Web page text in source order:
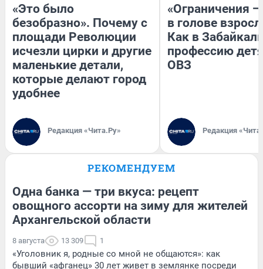
«Это было
безобразно». Почему с
площади Революции
исчезли цирки и другие
маленькие детали,
которые делают город
удобнее
Редакция «Чита.Ру»
«Ограничения
в голове
Как в
профессию
ОВЗ
Редакция
РЕКОМЕНДУЕМ
Одна банка — три вкуса: рецепт
овощного ассорти на зиму для жителей
Архангельской области
8 августа 13 309 1
«Уголовник я, родные со мной не общаются»: как
бывший «афганец» 30 лет живет в землянке посреди